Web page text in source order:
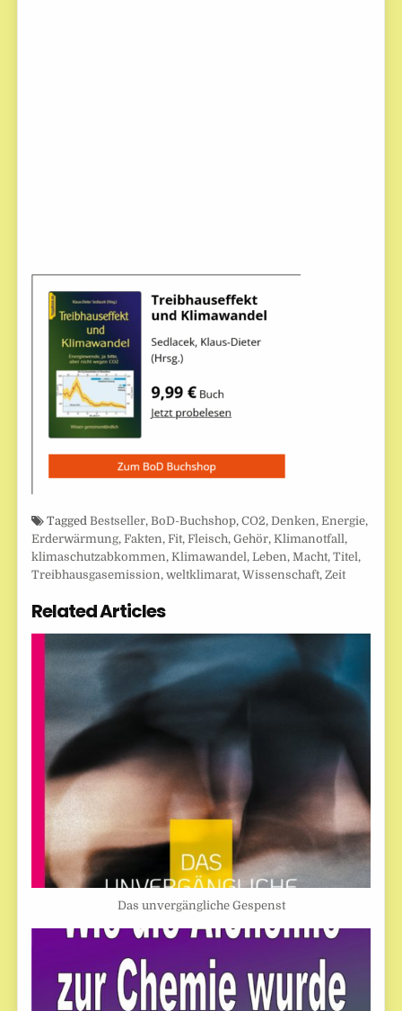
TaggedBestseller,BoD-Buchshop,CO2,Denken,Energie,
Erderwärmung,Fakten,Fit,Fleisch,Gehör,Klimanotfall,
klimaschutzabkommen,Klimawandel,Leben,Macht,Titel,
Treibhausgasemission,weltklimarat,Wissenschaft,Zeit
Related Articles
Das unvergängliche Gespenst